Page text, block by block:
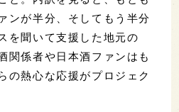
ンが半分、そしてもう半分
を聞いて支援した地元の
関係者や日本酒ファンはも
の熱心な応援がプロジェク